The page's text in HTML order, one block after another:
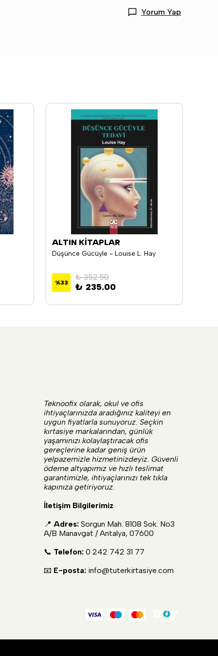
Yorum Yap
ALTIN KİTAPLAR
Düşünce Gücüyle - Louise L. Hay
%33
₺ 352.50
₺ 235.00
Teknoofix olarak, okul ve ofis
ihtiyaçlarınızda aradığınız kaliteyi en
uygun fiyatlarla sunuyoruz. Seçkin
kırtasiye markalarından, günlük
yaşamınızı kolaylaştıracak ofis
gereçlerine kadar geniş ürün
yelpazemizle hizmetinizdeyiz. Güvenli
ödeme altyapımız ve hızlı teslimat
garantimizle, ihtiyaçlarınızı tek tıkla
kapınıza getiriyoruz.
İletişim Bilgilerimiz
📍 Adres: Sorgun Mah. 8108 Sok. No3
A/B Manavgat / Antalya, 07600
📞 Telefon: 0 242 742 31 77
📧 E-posta: info@tuterkirtasiye.com